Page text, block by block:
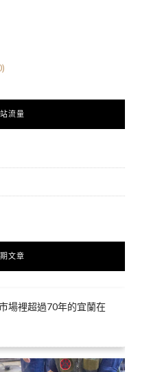
流量
文章
場裡超過70年的宜蘭在